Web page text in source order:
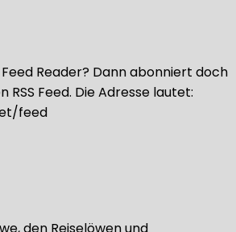
Feed Reader? Dann abonniert doch
RSS Feed. Die Adresse lautet:
feed
den Reiselöwen und